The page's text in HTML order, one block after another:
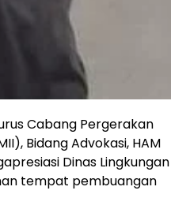
Cabang Pergerakan
Bidang Advokasi, HAM
Dinas Lingkungan
tempat pembuangan